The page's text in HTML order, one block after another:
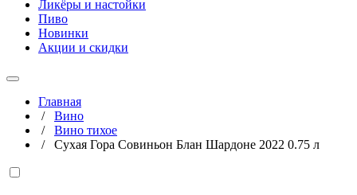
Ликёры и настойки
Пиво
Новинки
Акции и скидки
Главная
/ Вино
/ Вино тихое
/ Сухая Гора Совиньон Блан Шардоне 2022 0.75 л